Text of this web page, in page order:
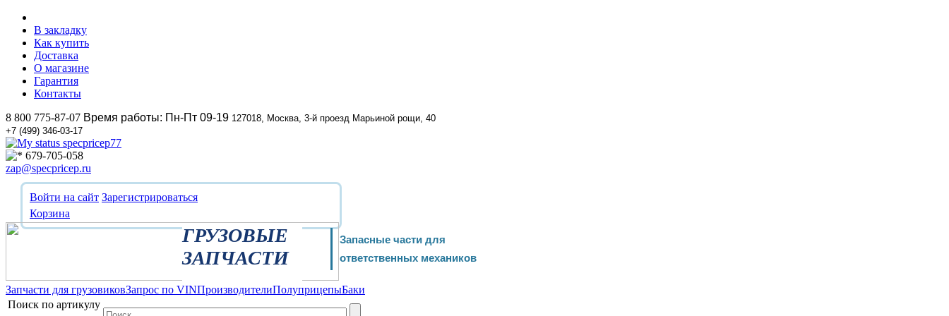
В закладку
Как купить
Доставка
О магазине
Гарантия
Контакты
8 800 775-87-07 Время работы: Пн-Пт 09-19 127018, Москва, 3-й проезд Марьиной рощи, 40
+7 (499) 346-03-17
specpricep77
679-705-058
zap@specpricep.ru
Войти на сайт Зарегистрироваться
Корзина
ГРУЗОВЫЕ
ЗАПЧАСТИ
Запасные части для
ответственных механиков
Запчасти для грузовиковЗапрос по VINПроизводителиПолуприцепыБаки
Поиск по артикулу